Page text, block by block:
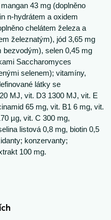
43 mg (doplněno
n-hydrátem a oxidem
chelátem železa a
železnatým), jód 3,65 mg
bezvodým), selen 0,45 mg
Saccharomyces
selenem); vitamíny,
látky se
MJ, vit. D3 1300 MJ, vit. E
65 mg, vit. B1 6 mg, vit.
µg, vit. C 300 mg,
listová 0,8 mg, biotin 0,5
konzervanty;
100 mg.